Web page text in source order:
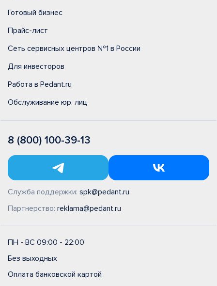
Готовый бизнес
Прайс-лист
Сеть сервисных центров №1 в России
Для инвесторов
Работа в Pedant.ru
Обслуживание юр. лиц
8 (800) 100-39-13
Служба поддержки: spk@pedant.ru
Партнерство: reklama@pedant.ru
ПН - ВС 09:00 - 22:00
Без выходных
Оплата банковской картой